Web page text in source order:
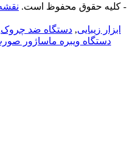
© Copyright - 2010-2023: کلیه حقوق محفوظ است. -
ابزار زیبایی, دستگاه ضد چروک
دستگاه ویبره ماساژور